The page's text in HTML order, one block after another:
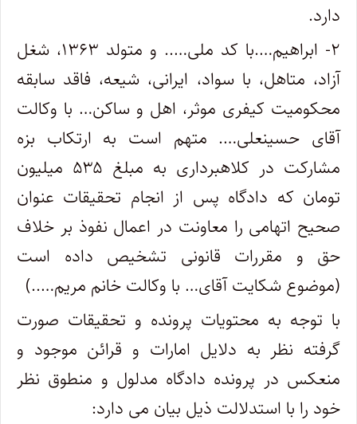
دارد.
۲- ابراهیم….با کد ملی….. و متولد ۱۳۶۳، شغل
آزاد، متاهل، با سواد، ایرانی، شیعه، فاقد سابقه
محکومیت کیفری موثر، اهل و ساکن… با وکالت
آقای حسینعلی…. متهم است به ارتکاب بزه
مشارکت در کلاهبرداری به مبلغ ۵۳۵ میلیون
تومان که دادگاه پس از انجام تحقیقات عنوان
صحیح اتهامی را معاونت در اعمال نفوذ بر خلاف
حق و مقررات قانونی تشخیص داده است
(موضوع شکایت آقای… با وکالت خانم مریم…..)
با توجه به محتویات پرونده و تحقیقات صورت
گرفته نظر به دلایل امارات و قرائن موجود و
منعکس در پرونده دادگاه مدلول و منطوق نظر
خود را با استدلالت ذیل بیان می دارد: